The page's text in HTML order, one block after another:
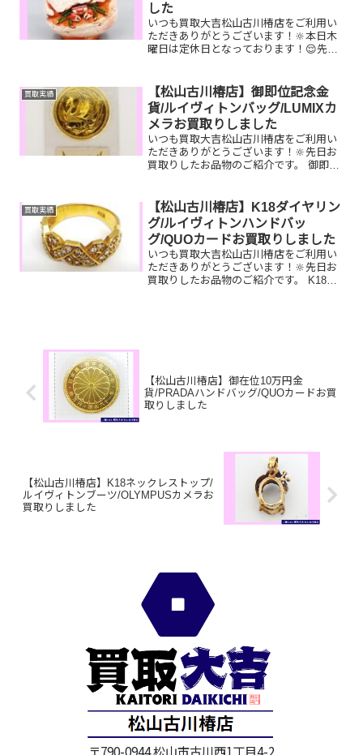
した
いつも買取大吉松山古川椿店をご利用い
ただきありがとうございます！🔆本日木
曜日は定休日となっております！😌先日
家で眠っているお品物はございません
か？ぜひ買取大吉松山...
買取実績
【松山古川椿店】御即位記念金
貨/ルイヴィトンバッグ/LUMIXカ
メラお買取りしました
いつも買取大吉松山古川椿店をご利用い
ただきありがとうございます！🔆先日お
買取りしたお品物のご紹介です。 御即位
はございませんか？ぜひ買取大吉松山古
川椿店にお査定させて...
買取実績
【松山古川椿店】K18ダイヤリン
グ/ルイヴィトンハンドバッ
グ/QUOカードお買取りしました
いつも買取大吉松山古川椿店をご利用い
ただきありがとうございます！🔆先日お
買取りしたお品物のご紹介です。 K18ダ
【松山古川椿店】御在位10万円金
貨/PRADAハンドバッグ/QUOカードお買
取りしました
【松山古川椿店】K18ネックレストップ/
ルイヴィトンブーツ/OLYMPUSカメラお
買取りしました
〒790-0944 松山市古川西1丁目4-2